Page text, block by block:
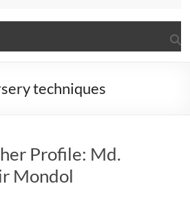
techniques
Profile: Md.
Mondol